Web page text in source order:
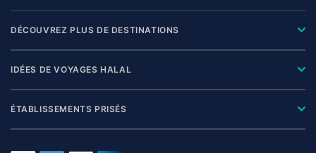
DÉCOUVREZ PLUS DE DESTINATIONS
IDÉES DE VOYAGES HALAL
ÉTABLISSEMENTS PRISÉS